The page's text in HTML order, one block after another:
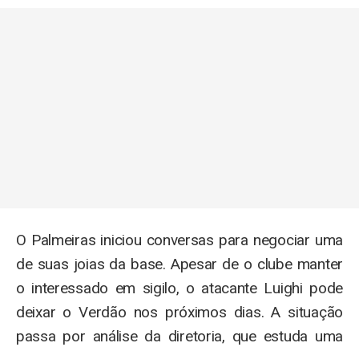
O Palmeiras iniciou conversas para negociar uma
de suas joias da base. Apesar de o clube manter
o interessado em sigilo, o atacante Luighi pode
deixar o Verdão nos próximos dias. A situação
passa por análise da diretoria, que estuda uma